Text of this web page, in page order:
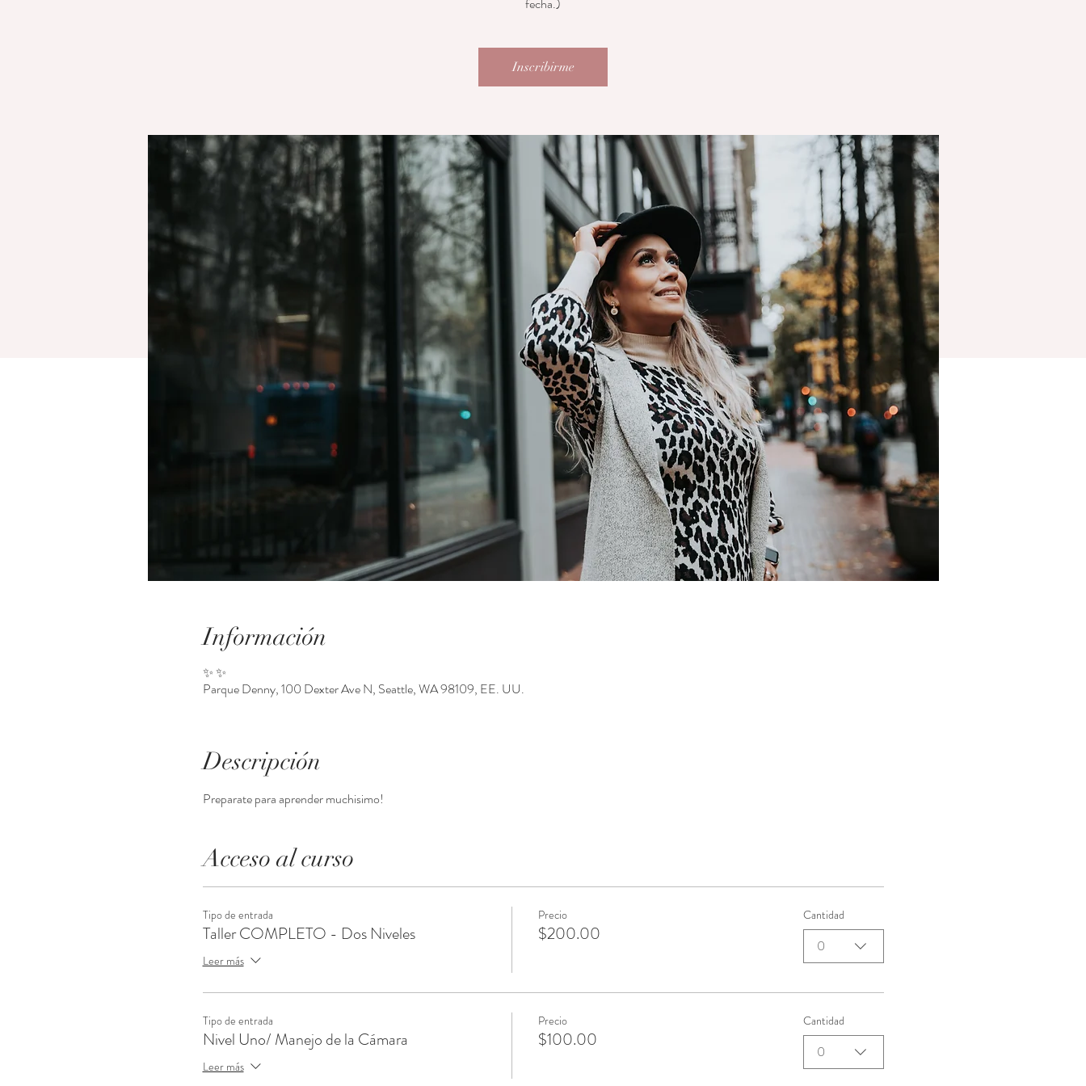
Inscribirme
Información
✨ ✨
Parque Denny, 100 Dexter Ave N, Seattle, WA 98109, EE. UU.
Descripción
Preparate para aprender muchisimo!
Acceso al curso
Tipo de entrada
Taller COMPLETO - Dos Niveles
Leer más
Precio
$200.00
Cantidad
0
Tipo de entrada
Nivel Uno/ Manejo de la Cámara
Leer más
Precio
$100.00
Cantidad
0